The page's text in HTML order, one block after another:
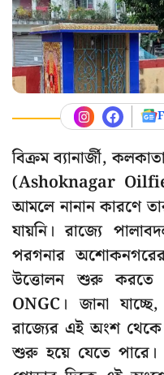
বিক্রম ব্যানার্জী,
(Ashoknagar
আমলে নানান কারণে
যায়নি। রাজ্যে
পরগনার অশোকনগরের
উত্তোলন শুরু করতে
ONGC। জানা
রাজ্যের এই অংশ থেকে
শুরু হয়ে যেতে